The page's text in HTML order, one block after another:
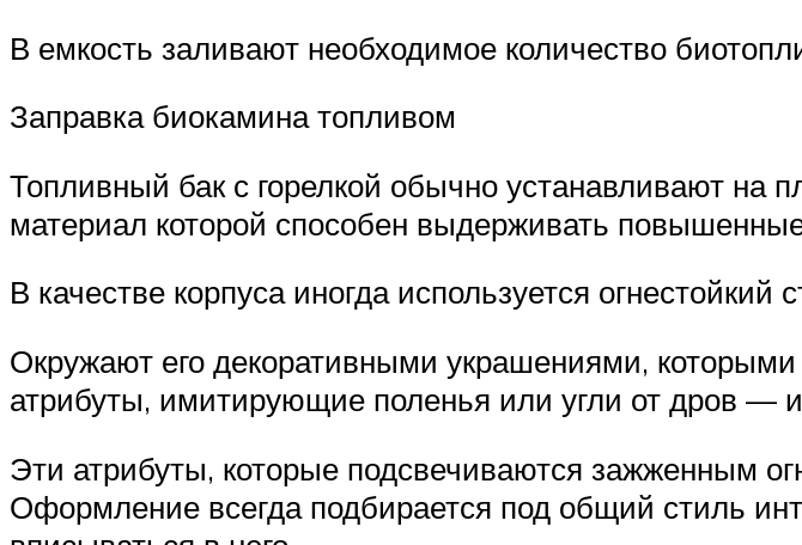
В емкость заливают необходимое количество
Заправка биокамина топливом
Топливный бак с горелкой обычно устанавливают на
материал которой способен выдерживать
В качестве корпуса иногда используется огнестойкий
Окружают его декоративными украшениями,
атрибуты, имитирующие поленья или угли от дров —
Эти атрибуты, которые подсвечиваются зажженным
Оформление всегда подбирается под общий стиль